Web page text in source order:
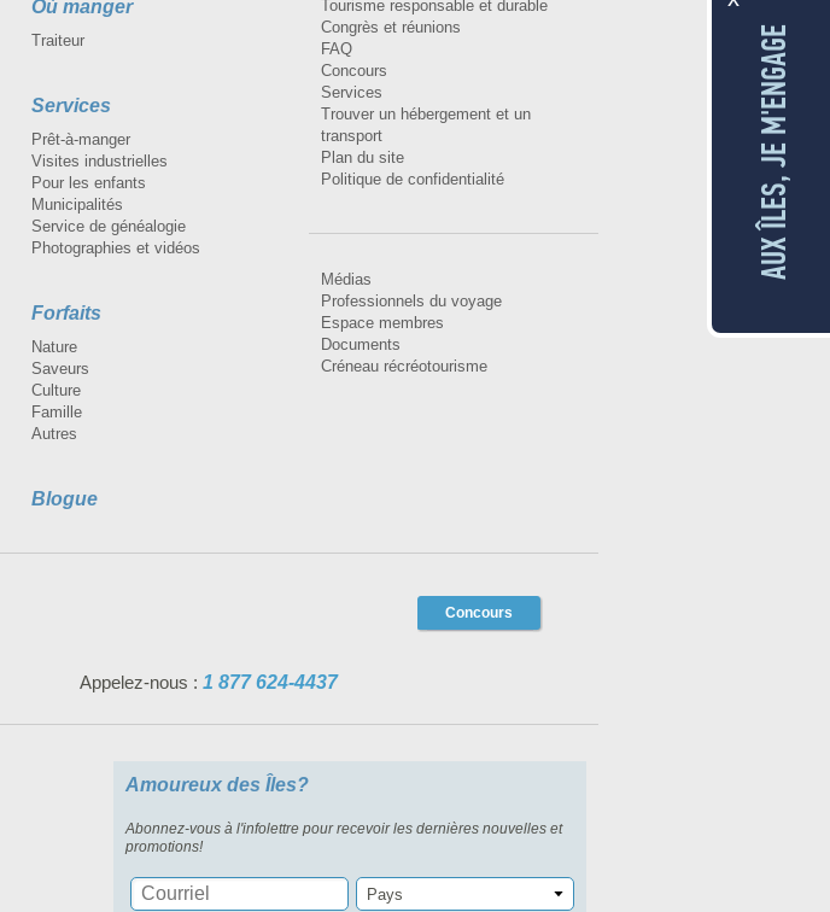
Où manger
Traiteur
Services
Prêt-à-manger
Visites industrielles
Pour les enfants
Municipalités
Service de généalogie
Photographies et vidéos
Forfaits
Nature
Saveurs
Culture
Famille
Autres
Blogue
Tourisme responsable et durable
Congrès et réunions
FAQ
Concours
Services
Trouver un hébergement et un
transport
Plan du site
Politique de confidentialité
Médias
Professionnels du voyage
Espace membres
Documents
Créneau récréotourisme
Concours
Appelez-nous : 1 877 624-4437
Amoureux des Îles?
Abonnez-vous à l'infolettre pour recevoir les dernières nouvelles et
promotions!
Pays
AUX ÎLES, JE M'ENGAGE